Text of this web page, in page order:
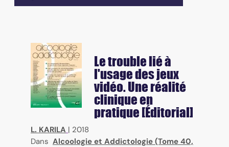
Le trouble lié à
l'usage des jeux
vidéo. Une réalité
clinique en
pratique [Éditorial]
L. KARILA | 2018
Dans Alcoologie et Addictologie (Tome 40,